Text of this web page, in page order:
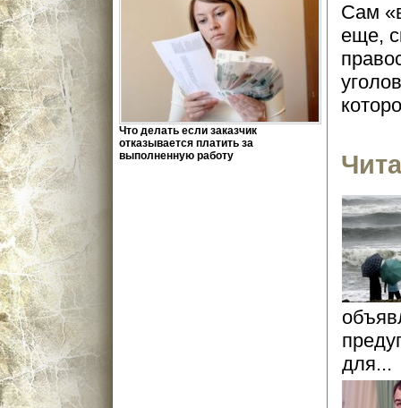
Что делать если заказчик
отказывается платить за
выполненную работу
Сам
еще,
для...